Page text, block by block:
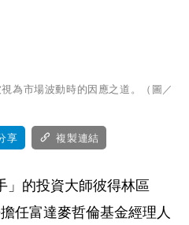
為市場波動時的因應之道。（圖／
享 複製連結
」的投資大師彼得林區
任富達麥哲倫基金經理人